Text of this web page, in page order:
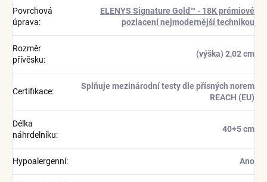
Povrchová
úprava:
ELENYS Signature Gold™ - 18K prémiové
pozlacení nejmodernější technikou
Rozměr
přívěsku:
(výška) 2,02 cm
Certifikace:
Splňuje mezinárodní testy dle přísných norem
REACH (EU)
Délka
náhrdelníku:
40+5 cm
Hypoalergenní: Ano